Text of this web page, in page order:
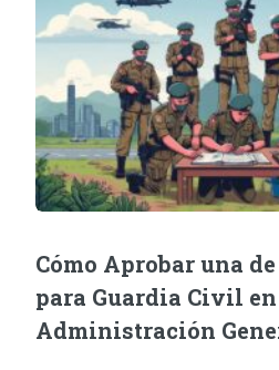
Cómo Aprobar una
para Guardia Civil
Administración